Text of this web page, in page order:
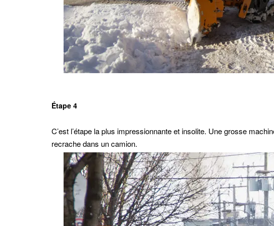
Étape 4
C’est l’étape la plus impressionnante et insolite. Une grosse
recrache dans un camion.